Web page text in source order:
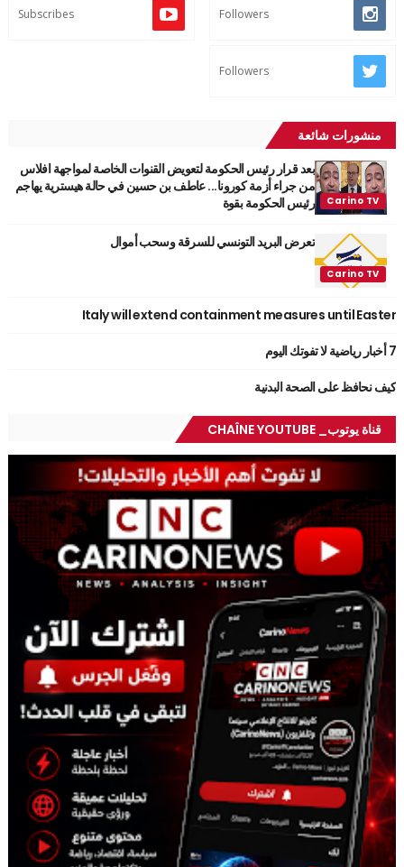
Followers
Subscribes
Followers
منشورات شائعة
بعد قرار رئيس الحكومة لتعويض القنوات الخاصة لمواجهة افلاس
من جراء أزمة كورونا... عاطف بن حسين في حالة هيسترية يهاجم
رئيس الحكومة بقوة
تعرض البريد التونسي للسرقة وسحب أموال
Italy will extend containment measures until Easter
7 أخبار رياضية لا تفوتك اليوم
كيف نحافظ على الصحة البدنية
قناة يوتوب_ CHAÎNE YOUTUBE